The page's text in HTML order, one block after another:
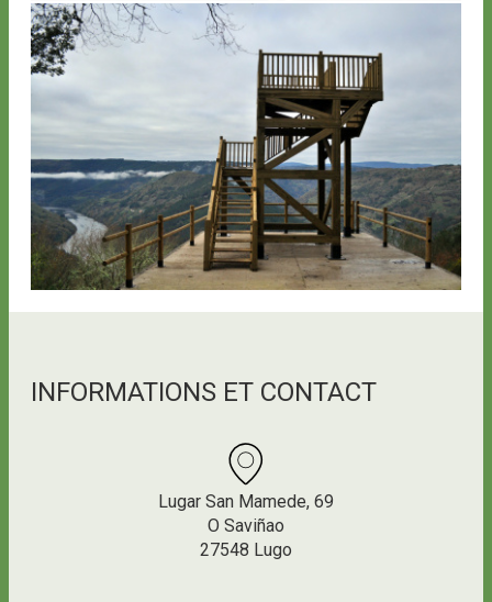
INFORMATIONS ET CONTACT
Lugar San Mamede, 69
O Saviñao
27548 Lugo